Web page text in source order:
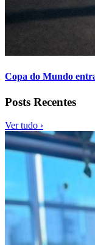
Copa do Mundo
Posts Recentes
Ver tudo ›